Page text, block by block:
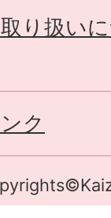
り扱い
ク